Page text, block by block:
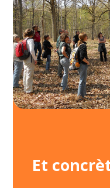
Et